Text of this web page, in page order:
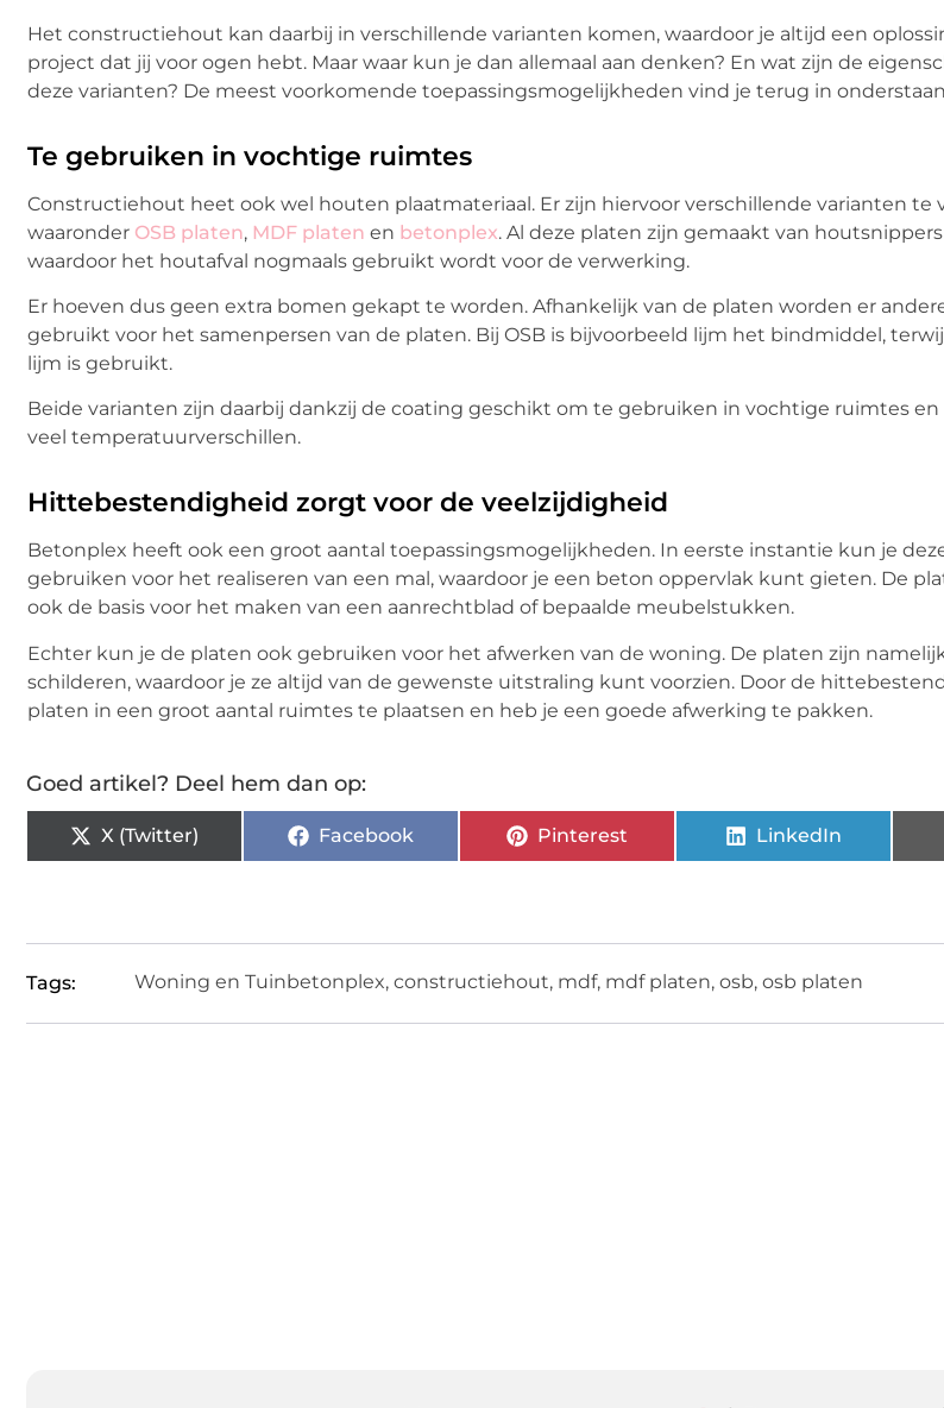
Het constructiehout kan daarbij in verschillende varianten komen, waardoor je altijd een
project dat jij voor ogen hebt. Maar waar kun je dan allemaal aan denken? En wat zijn de
deze varianten? De meest voorkomende toepassingsmogelijkheden vind je terug in
Te gebruiken in vochtige ruimtes
Constructiehout heet ook wel houten plaatmateriaal. Er zijn hiervoor verschillende varianten te
waaronder OSB platen, MDF platen en betonplex. Al deze platen zijn gemaakt van
waardoor het houtafval nogmaals gebruikt wordt voor de verwerking.
Er hoeven dus geen extra bomen gekapt te worden. Afhankelijk van de platen worden er
gebruikt voor het samenpersen van de platen. Bij OSB is bijvoorbeeld lijm het bindmiddel,
lijm is gebruikt.
Beide varianten zijn daarbij dankzij de coating geschikt om te gebruiken in vochtige ruimtes
veel temperatuurverschillen.
Hittebestendigheid zorgt voor de veelzijdigheid
Betonplex heeft ook een groot aantal toepassingsmogelijkheden. In eerste instantie kun je
gebruiken voor het realiseren van een mal, waardoor je een beton oppervlak kunt gieten. De
ook de basis voor het maken van een aanrechtblad of bepaalde meubelstukken.
Echter kun je de platen ook gebruiken voor het afwerken van de woning. De platen zijn
schilderen, waardoor je ze altijd van de gewenste uitstraling kunt voorzien. Door de
platen in een groot aantal ruimtes te plaatsen en heb je een goede afwerking te pakken.
Goed artikel? Deel hem dan op:
X (Twitter) Facebook Pinterest LinkedIn
Tags: Woning en Tuinbetonplex, constructiehout, mdf, mdf platen, osb, osb platen